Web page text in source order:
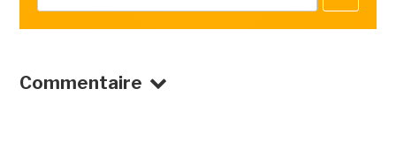
Commentaire